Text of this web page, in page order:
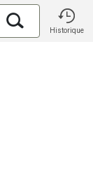
Historique